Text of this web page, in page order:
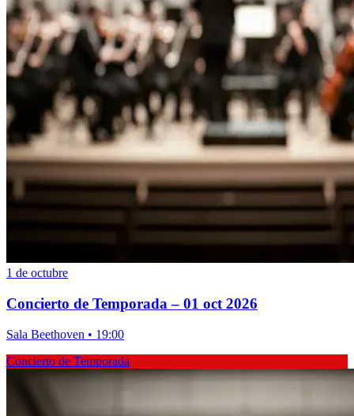
1 de octubre
Concierto de Temporada – 01 oct 2026
Sala Beethoven • 19:00
Concierto de Temporada